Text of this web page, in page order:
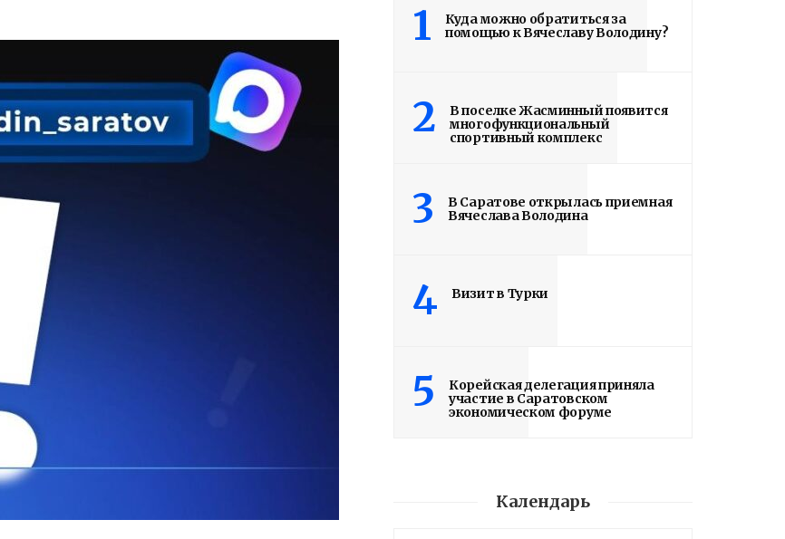
1
Куда можно обратиться за
помощью к Вячеславу Володину?
2
В поселке Жасминный появится
многофункциональный
спортивный комплекс
3
В Саратове открылась приемная
Вячеслава Володина
4 Визит в Турки
5
Корейская делегация приняла
участие в Саратовском
экономическом форуме
Календарь